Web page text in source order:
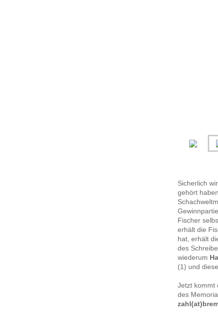
Sicherlich
gehört
Fischer
erhält die
hat, erhält
des
wiederum
(1) und
Jetzt kommt
des